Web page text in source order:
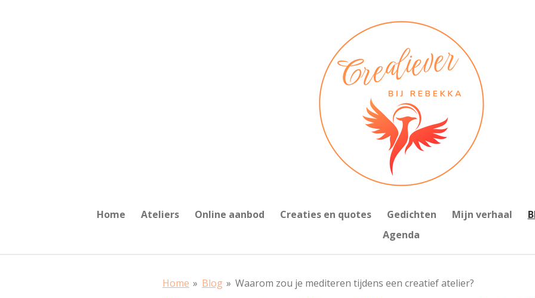
Home Ateliers Online aanbod Creaties en quotes Gedichten Mijn verhaal
Agenda
Home » Blog » Waarom zou je mediteren tijdens een creatief atelier?